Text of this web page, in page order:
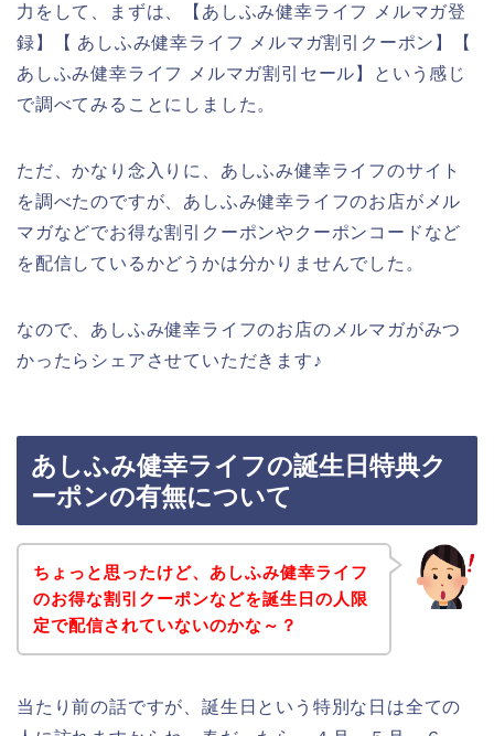
力をして、まずは、【あしふみ健幸ライフ メルマガ登
録】【 あしふみ健幸ライフ メルマガ割引クーポン】【
あしふみ健幸ライフ メルマガ割引セール】という感じ
で調べてみることにしました。
ただ、かなり念入りに、あしふみ健幸ライフのサイト
を調べたのですが、あしふみ健幸ライフのお店がメル
マガなどでお得な割引クーポンやクーポンコードなど
を配信しているかどうかは分かりませんでした。
なので、あしふみ健幸ライフのお店のメルマガがみつ
かったらシェアさせていただきます♪
あしふみ健幸ライフの誕生日特典ク
ーポンの有無について
ちょっと思ったけど、あしふみ健幸ライフ
のお得な割引クーポンなどを誕生日の人限
定で配信されていないのかな～？
当たり前の話ですが、誕生日という特別な日は全ての